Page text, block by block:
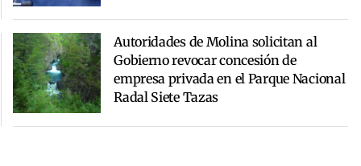
Autoridades de Molina solicitan al
Gobierno revocar concesión de
empresa privada en el Parque Nacional
Radal Siete Tazas